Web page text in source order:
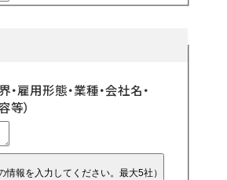
・雇用形態・業種・会社名・
等）
報を入力してください。最大5社）